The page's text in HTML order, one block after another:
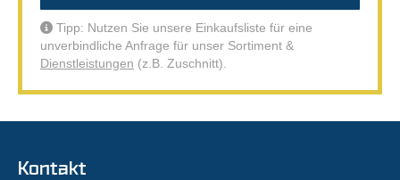
Tipp: Nutzen Sie unsere Einkaufsliste für eine
unverbindliche Anfrage für unser Sortiment &
Dienstleistungen (z.B. Zuschnitt).
Kontakt